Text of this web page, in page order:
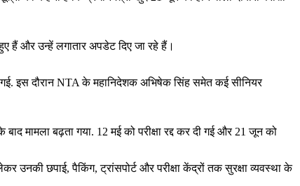
हैं और उन्हें लगातार अपडेट दिए जा रहे हैं।
गई. इस दौरान NTA के महानिदेशक अभिषेक सिंह समेत कई सीनियर
मामला बढ़ता गया. 12 मई को परीक्षा रद्द कर दी गई और 21 जून को
उनकी छपाई, पैकिंग, ट्रांसपोर्ट और परीक्षा केंद्रों तक सुरक्षा व्यवस्था के